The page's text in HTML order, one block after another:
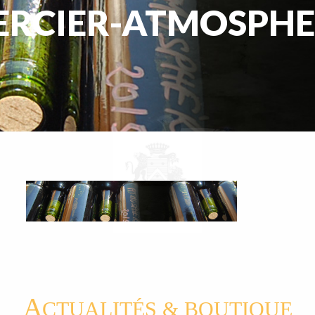
ACTUALITÉS & BOUTIQUE